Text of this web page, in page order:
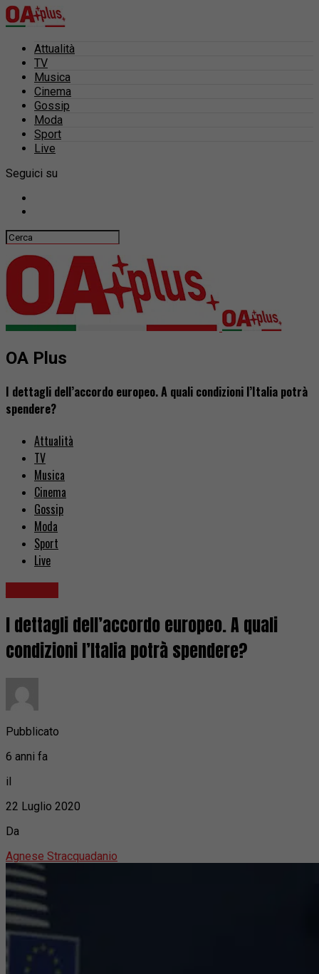
Attualità
TV
Musica
Cinema
Gossip
Moda
Sport
Live
Seguici su
OA Plus
I dettagli dell’accordo europeo. A quali condizioni l’Italia potrà
spendere?
Attualità
TV
Musica
Cinema
Gossip
Moda
Sport
Live
I dettagli dell’accordo europeo. A quali
condizioni l’Italia potrà spendere?
Pubblicato
6 anni fa
il
22 Luglio 2020
Da
Agnese Stracquadanio